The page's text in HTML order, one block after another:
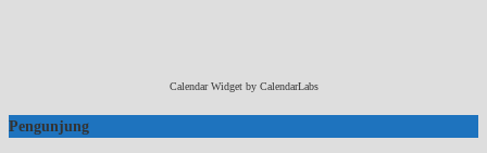
Calendar Widget by CalendarLabs
Pengunjung